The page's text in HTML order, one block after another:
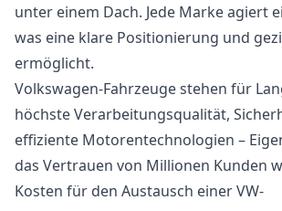
unter einem Dach. Jede Marke agiert
was eine klare Positionierung und
ermöglicht.
Volkswagen-Fahrzeuge stehen für
höchste Verarbeitungsqualität,
effiziente Motorentechnologien –
das Vertrauen von Millionen Kunden
Kosten für den Austausch einer VW-